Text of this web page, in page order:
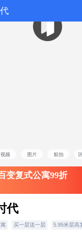
视频 图片 航拍
变复式公寓99折
代
买一层送一层 5.95米层高